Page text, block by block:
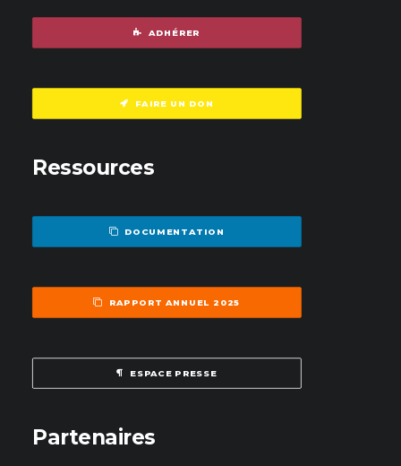
ADHÉRER
FAIRE UN DON
Ressources
DOCUMENTATION
RAPPORT ANNUEL 2025
ESPACE PRESSE
Partenaires